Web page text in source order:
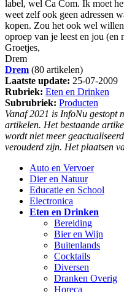
label, wel Ca Com. Ik moet
weet zelf ook geen adressen
kopen. Zou het ook wel
oproep van je leest en jou (en
Groetjes,
Drem
Drem (80 artikelen)
Laatste update: 25-07-2009
Rubriek: Eten en Drinken
Subrubriek: Producten
Vanaf 2021 is InfoNu gestopt
artikelen. Het bestaande
wordt niet meer
verouderd zijn. Het plaatsen
Auto en Vervoer
Dier en Natuur
Educatie en School
Electronica
Eten en Drinken
Bereiding
Bier en Wijn
Buitenlands
Cocktails
Diversen
Dranken Overig
Horeca